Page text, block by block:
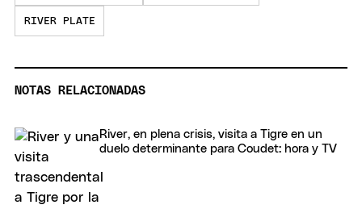
RIVER PLATE
NOTAS RELACIONADAS
River, en plena crisis, visita a Tigre en un
duelo determinante para Coudet: hora y TV